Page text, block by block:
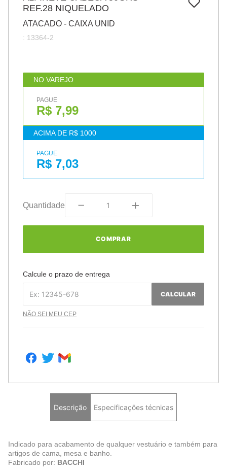
REF.28 NIQUELADO
ATACADO - CAIXA UNID
: 13364-2
NO VAREJO
PAGUE
R$ 7,99
ACIMA DE R$ 1000
PAGUE
R$ 7,03
Quantidade
COMPRAR
Calcule o prazo de entrega
CALCULAR
NÃO SEI MEU CEP
Descrição Especificações técnicas
Indicado para acabamento de qualquer vestuário e também para
artigos de cama, mesa e banho.
Fabricado por: BACCHI
papel
cola
barbante